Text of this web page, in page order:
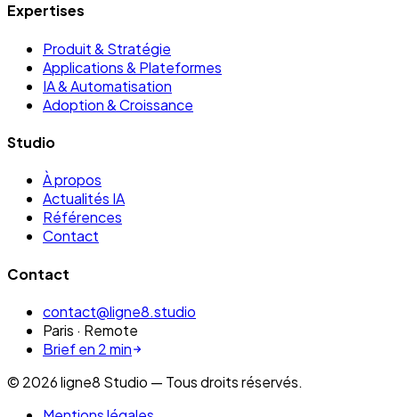
Expertises
Produit & Stratégie
Applications & Plateformes
IA & Automatisation
Adoption & Croissance
Studio
À propos
Actualités IA
Références
Contact
Contact
contact@ligne8.studio
Paris · Remote
Brief en 2 min
© 2026ligne8 Studio — Tous droits réservés.